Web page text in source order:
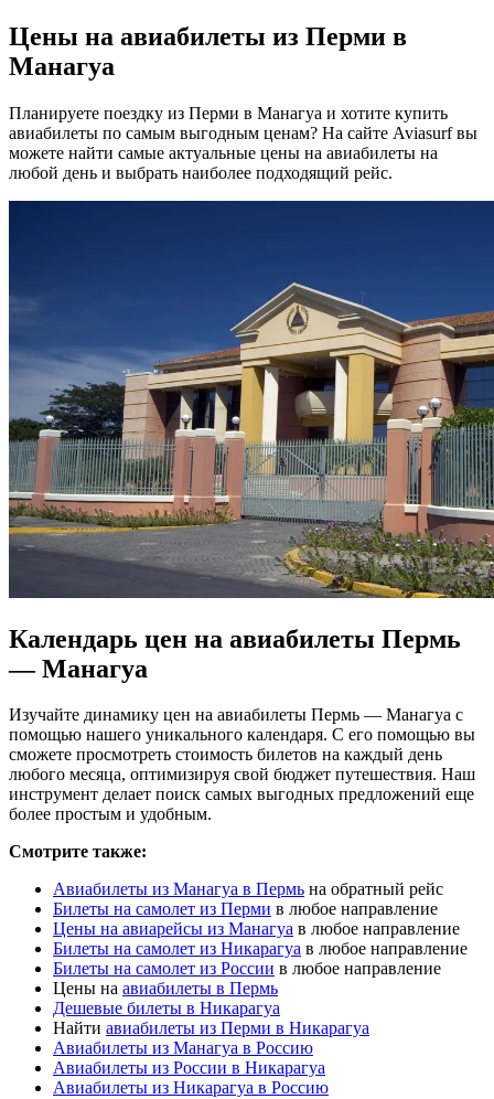
Цены на авиабилеты из Перми в
Манагуа
Планируете поездку из Перми в Манагуа и хотите купить
авиабилеты по самым выгодным ценам? На сайте Aviasurf вы
можете найти самые актуальные цены на авиабилеты на
любой день и выбрать наиболее подходящий рейс.
Календарь цен на авиабилеты Пермь
— Манагуа
Изучайте динамику цен на авиабилеты Пермь — Манагуа с
помощью нашего уникального календаря. С его помощью вы
сможете просмотреть стоимость билетов на каждый день
любого месяца, оптимизируя свой бюджет путешествия. Наш
инструмент делает поиск самых выгодных предложений еще
более простым и удобным.
Смотрите также:
Авиабилеты из Манагуа в Пермь на обратный рейс
Билеты на самолет из Перми в любое направление
Цены на авиарейсы из Манагуа в любое направление
Билеты на самолет из Никарагуа в любое направление
Билеты на самолет из России в любое направление
Цены на авиабилеты в Пермь
Дешевые билеты в Никарагуа
Найти авиабилеты из Перми в Никарагуа
Авиабилеты из Манагуа в Россию
Авиабилеты из России в Никарагуа
Авиабилеты из Никарагуа в Россию